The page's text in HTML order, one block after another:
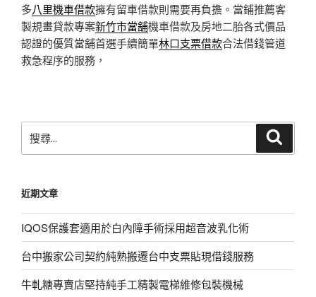
多八里機車借款擁有留車借款則需要再負擔。當鋪推薦客
製規畫貸款專案新竹市當舖機車借款及房地二胎各式價品
認證的優質當舖首選手續簡單林口支票借款合法借錢管道
救急程序的服務，
尋
字:
近期文章
IQOS保護套適用於白內障手術採用超音波乳化術
台中搬家公司契約純熟搬遷台中支票貼現借錢服務
牛軋糖專賣店堅持純手工精製電梯維修包裝機械